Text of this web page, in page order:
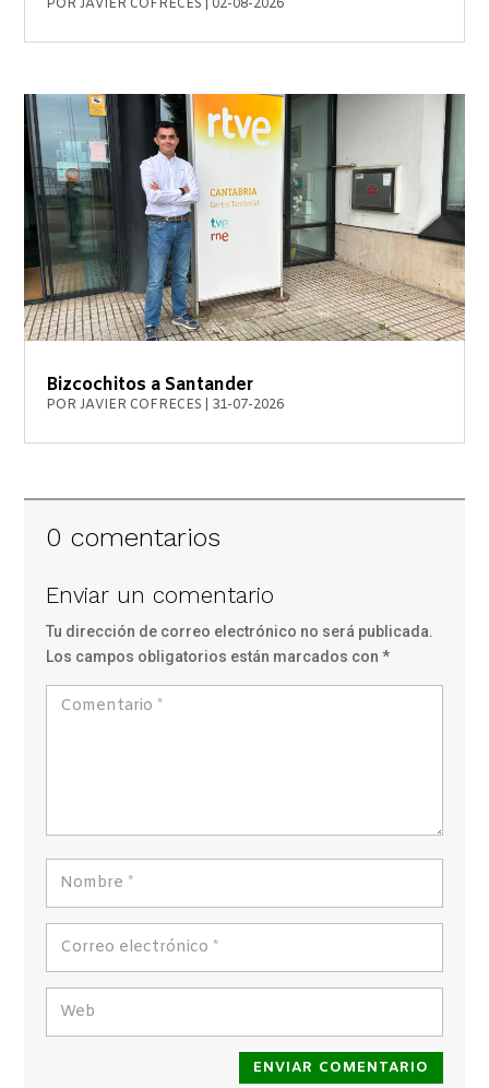
PORJAVIER COFRECES 02-08-2026
Bizcochitos a Santander
PORJAVIER COFRECES 31-07-2026
0 comentarios
Enviar un comentario
Tu dirección de correo electrónico no será publicada.
Los campos obligatorios están marcados con*
ENVIAR COMENTARIO